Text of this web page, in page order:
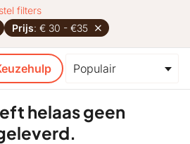
filters
Prijs: € 30 - €35
helaas geen